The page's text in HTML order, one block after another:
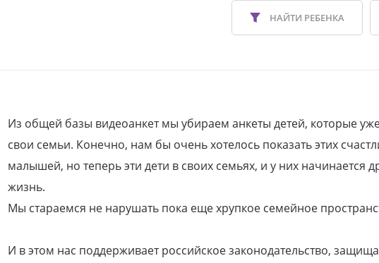
НАЙТИ РЕБЕНКА
Из общей базы видеоанкет мы убираем анкеты детей, которые
свои семьи. Конечно, нам бы очень хотелось показать этих
малышей, но теперь эти дети в своих семьях, и у них начинается
жизнь.
Мы стараемся не нарушать пока еще хрупкое семейное
И в этом нас поддерживает российское законодательство,